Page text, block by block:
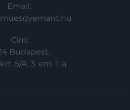
Email:
Cím:
Budapest,
5/A, 3. em. 1. a